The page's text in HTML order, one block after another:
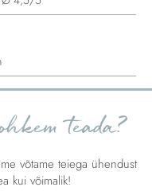
teada?
võtame teiega ühendust
kui võimalik!